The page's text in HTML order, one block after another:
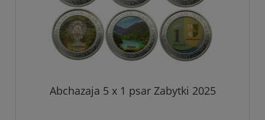
Abchazaja 5 x 1 psar Zabytki 2025